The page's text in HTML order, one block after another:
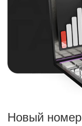
Новый номер